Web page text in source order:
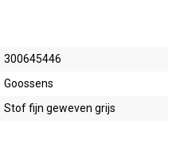
300645446
Goossens
Stof fijn geweven grijs